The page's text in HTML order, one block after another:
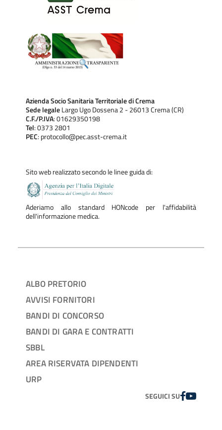
Azienda Socio Sanitaria Territoriale di Crema
Sede legaleLargo Ugo Dossena 2 - 26013 Crema (CR)
C.F./P.IVA: 01629350198
Tel: 0373 2801
PEC: protocollo@pec.asst-crema.it
Sito web realizzato secondo le linee guida di:
Aderiamo allo standard HONcode per l'affidabilità
dell'informazione medica.
ALBO PRETORIO
AVVISI FORNITORI
BANDI DI CONCORSO
BANDI DI GARA E CONTRATTI
SBBL
AREA RISERVATA DIPENDENTI
URP
SEGUICI SUFACEBOOK
YOUTUBE